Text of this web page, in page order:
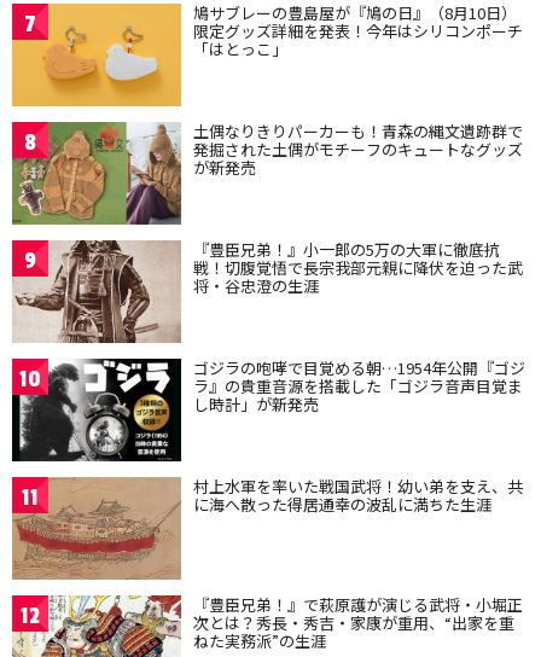
7 鳩サブレーの豊島屋が『鳩の日』（8月10日）
限定グッズ詳細を発表！今年はシリコンポーチ
「はとっこ」
8 土偶なりきりパーカーも！青森の縄文遺跡群で
発掘された土偶がモチーフのキュートなグッズ
が新発売
9 『豊臣兄弟！』小一郎の5万の大軍に徹底抗
戦！切腹覚悟で長宗我部元親に降伏を迫った武
将・谷忠澄の生涯
10 ゴジラの咆哮で目覚める朝…1954年公開『ゴジ
ラ』の貴重音源を搭載した「ゴジラ音声目覚ま
し時計」が新発売
11 村上水軍を率いた戦国武将！幼い弟を支え、共
に海へ散った得居通幸の波乱に満ちた生涯
12 『豊臣兄弟！』で萩原護が演じる武将・小堀正
次とは？秀長・秀吉・家康が重用、“出家を重
ねた実務派”の生涯